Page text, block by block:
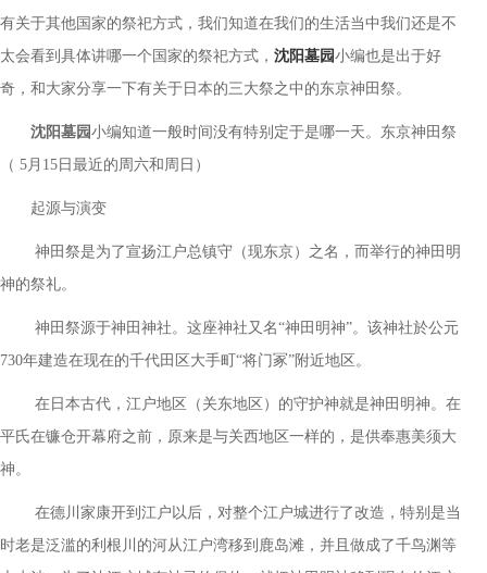
有关于其他国家的祭祀方式，我们知道在我们的生活当中我们还是不
太会看到具体讲哪一个国家的祭祀方式， 沈阳墓园小编也是出于好
奇，和大家分享一下有关于日本的三大祭之中的东京神田祭。
沈阳墓园小编知道一般时间没有特别定于是哪一天。东京神田祭
（ 5月15日最近的周六和周日）
起源与演变
神田祭是为了宣扬江户总镇守（现东京）之名，而举行的神田明
神的祭礼。
神田祭源于神田神社。这座神社又名“神田明神”。该神社於公元
730年建造在现在的千代田区大手町“将门冢”附近地区。
在日本古代，江户地区（关东地区）的守护神就是神田明神。在
平氏在镰仓开幕府之前，原来是与关西地区一样的，是供奉惠美须大
神。
在德川家康开到江户以后，对整个江户城进行了改造，特别是当
时老是泛滥的利根川的河从江户湾移到鹿岛滩，并且做成了千鸟渊等